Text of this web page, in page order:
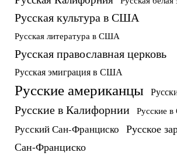
Русская культура в США
Русская литература в США
Русская православная церковь
Русская эмиграция в США
Русские американцы
Русские в Калифорнии Русские
Русский Сан-Франциско Русское
Сан-Франциско